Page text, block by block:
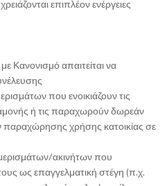
επιπλέον ενέργειες
Κανονισμό απαιτείται να
που ενοικιάζουν τις
ή τις παραχωρούν δωρεάν
χρήσης κατοικίας σε
ακινήτων που
ως επαγγελματική στέγη (π.χ.